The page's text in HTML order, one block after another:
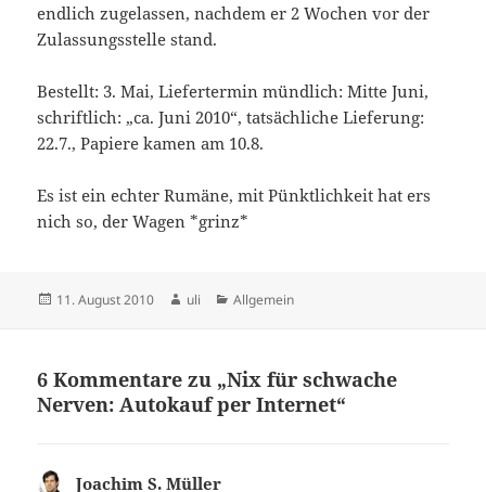
endlich zugelassen, nachdem er 2 Wochen vor der
Zulassungsstelle stand.
Bestellt: 3. Mai, Liefertermin mündlich: Mitte Juni,
schriftlich: „ca. Juni 2010“, tatsächliche Lieferung:
22.7., Papiere kamen am 10.8.
Es ist ein echter Rumäne, mit Pünktlichkeit hat ers
nich so, der Wagen *grinz*
Veröffentlicht
11. August 2010 Autor
uli Kategorien
Allgemein
6 Kommentare zu „Nix für schwache
Nerven: Autokauf per Internet“
Joachim S. Müller